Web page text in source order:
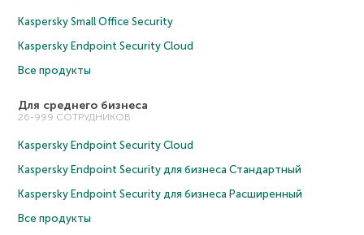
Kaspersky Small Office Security
Kaspersky Endpoint Security Cloud
Все продукты
Для среднего бизнеса
26-999 СОТРУДНИКОВ
Kaspersky Endpoint Security Cloud
Kaspersky Endpoint Security для бизнеса Cтандартный
Kaspersky Endpoint Security для бизнеса Расширенный
Все продукты